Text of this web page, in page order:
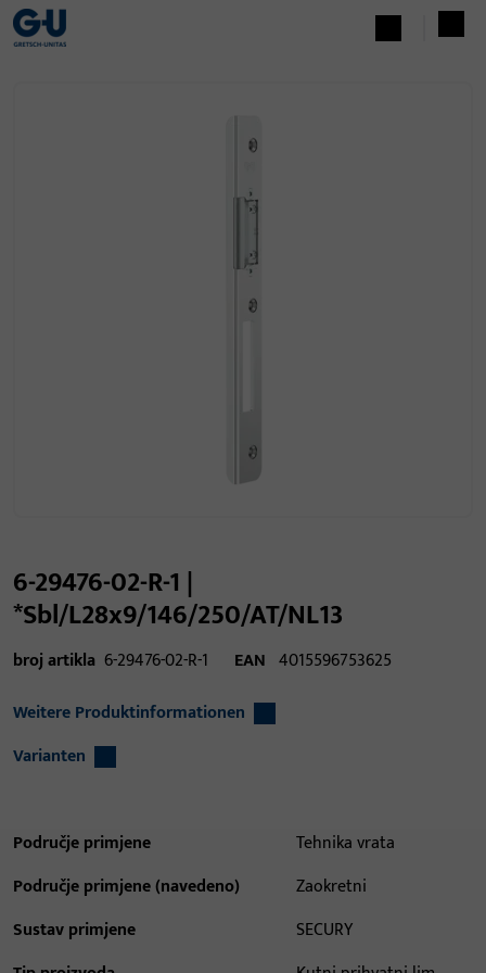
6-29476-02-R-1 |
*Sbl/L28x9/146/250/AT/NL13
broj artikla 6-29476-02-R-1 EAN 4015596753625
Weitere Produktinformationen
Varianten
Područje primjene
Tehnika vrata
Područje primjene (navedeno)
Zaokretni
Sustav primjene
SECURY